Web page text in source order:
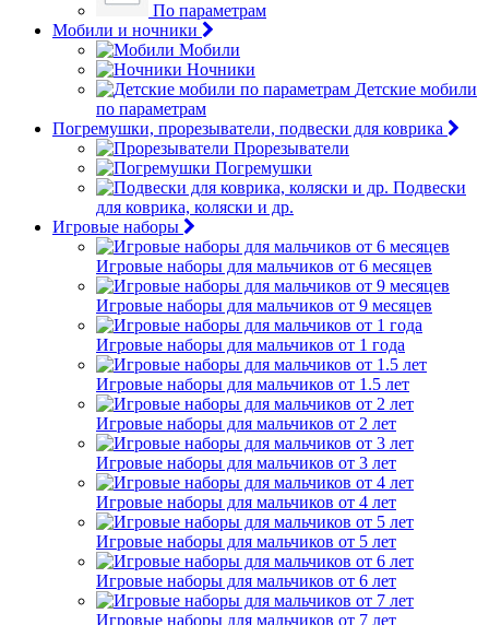
По параметрам
Мобили и ночники
Мобили
Ночники
Детские мобили
по параметрам
Погремушки, прорезыватели, подвески для коврика
Прорезыватели
Погремушки
Подвески
для коврика, коляски и др.
Игровые наборы
Игровые наборы для мальчиков от 6 месяцев
Игровые наборы для мальчиков от 9 месяцев
Игровые наборы для мальчиков от 1 года
Игровые наборы для мальчиков от 1.5 лет
Игровые наборы для мальчиков от 2 лет
Игровые наборы для мальчиков от 3 лет
Игровые наборы для мальчиков от 4 лет
Игровые наборы для мальчиков от 5 лет
Игровые наборы для мальчиков от 6 лет
Игровые наборы для мальчиков от 7 лет